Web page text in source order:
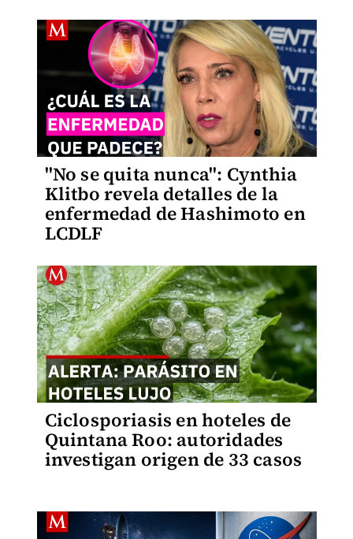
"No se quita nunca": Cynthia
Klitbo revela detalles de la
enfermedad de Hashimoto en
LCDLF
Ciclosporiasis en hoteles de
Quintana Roo: autoridades
investigan origen de 33 casos